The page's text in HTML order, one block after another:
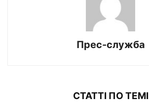
Прес-служба
СТАТТІ ПО ТЕМІ